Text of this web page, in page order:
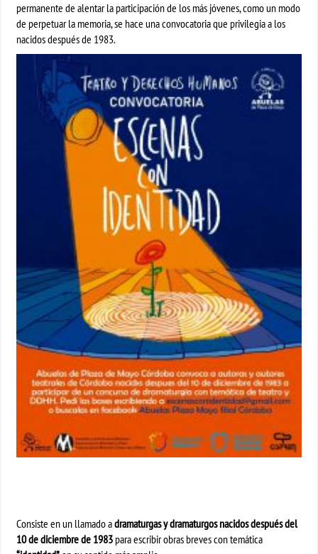
permanente de alentar la participación de los más jóvenes, como un modo
de perpetuar la memoria, se hace una convocatoria que privilegia a los
nacidos después de 1983.
Consiste en un llamado adramaturgas y dramaturgos nacidos después del
10 de diciembre de 1983 para escribir obras breves con temática